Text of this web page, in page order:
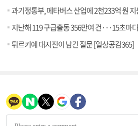
과기정통부, 메타버스 산업에 2천233억 원 지
지난해 119 구급출동 356만여 건···15초마
튀르키예 대지진이 남긴 질문 [일상공감365]